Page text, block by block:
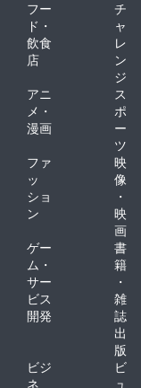
フー
ド・
飲食
店
チ
ャ
レ
ン
ジ
アニ
メ・
漫画
ス
ポ
ー
ツ
ファ
ッ
ショ
ン
映
像
・
映
画
ゲー
ム・
サー
ビス
開発
書
籍
・
雑
誌
出
版
ビジ
ネ
ビ
ュ